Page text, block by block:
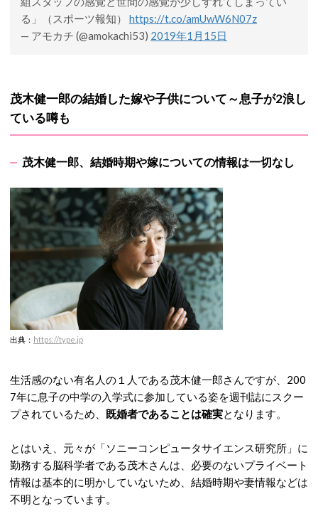
る」（スポーツ報知） https://t.co/amUwW6N07z
— アモカチ (@amokachi53) 2019年1月15日
茂木健一郎の結婚した嫁や子供について～息子が2浪し
ている噂も
茂木健一郎、結婚時期や嫁についての情報は一切なし
出典： https://type.jp
生活感のない有名人の１人である茂木健一郎さんですが、200
7年に息子の中学の入学式に参加している姿を週刊誌にスクー
プされているため、 既婚者であることは確実となります。
とはいえ、元々が「ソニーコンピュータサイエンス研究所」に
勤務する脳科学者である茂木さんは、必要のないプライベート
情報は基本的に明かしていないため、結婚時期や妻情報などは
不明となっています。